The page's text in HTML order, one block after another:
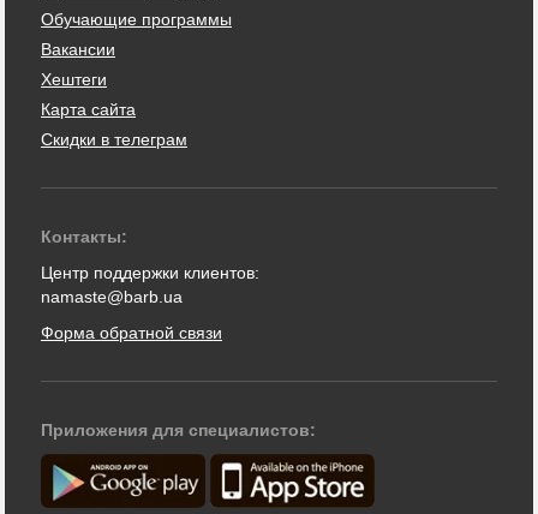
Обучающие программы
Вакансии
Хештеги
Карта сайта
Скидки в телеграм
Контакты:
Центр поддержки клиентов:
namaste@barb.ua
Форма обратной связи
Приложения для специалистов: